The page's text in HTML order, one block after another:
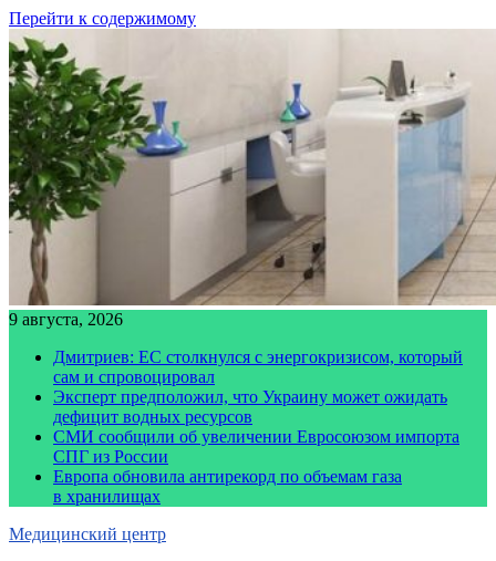
Перейти к содержимому
9 августа, 2026
Дмитриев: ЕС столкнулся с энергокризисом, который
сам и спровоцировал
Эксперт предположил, что Украину может ожидать
дефицит водных ресурсов
СМИ сообщили об увеличении Евросоюзом импорта
СПГ из России
Европа обновила антирекорд по объемам газа
в хранилищах
Медицинский центр